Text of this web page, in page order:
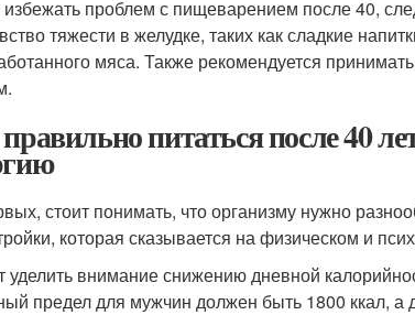
проблем с пищеварением после 40,
тяжести в желудке, таких как сладкие
мяса. Также рекомендуется
питаться после 40
стоит понимать, что организму нужно
которая сказывается на физическом и
уделить внимание снижению дневной
предел для мужчин должен быть 1800 ккал,